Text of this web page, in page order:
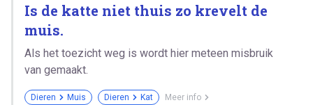
Is de katte niet thuis zo krevelt de
muis.
Als het toezicht weg is wordt hier meteen misbruik
van gemaakt.
Dieren Muis Dieren Kat Meer info